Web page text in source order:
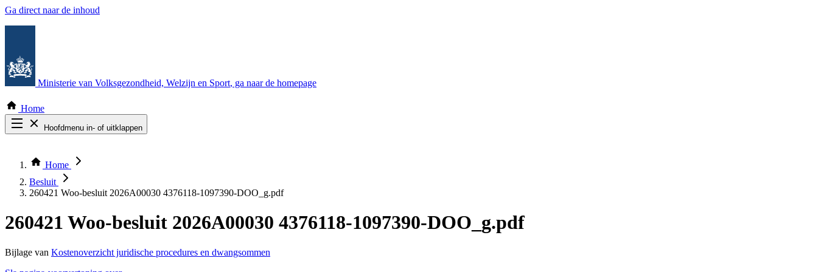
Ga direct naar de inhoud
Ministerie van Volksgezondheid, Welzijn en Sport, ga naar de homepage
Home
Hoofdmenu in- of uitklappen
Thema COVID-19
Bekijk per bestuursorgaan
Home
Besluit
260421 Woo-besluit 2026A00030 4376118-1097390-DOO_g.pdf
260421 Woo-besluit 2026A00030 4376118-1097390-DOO_g.pdf
Bijlage van Kostenoverzicht juridische procedures en dwangsommen